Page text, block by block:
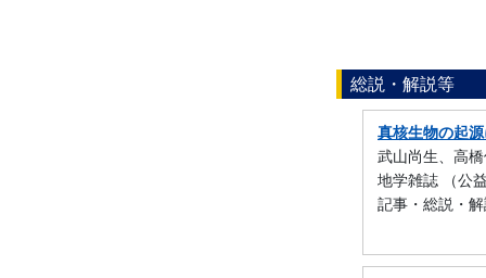
総説・解説等
真核生物の起
武山尚生、高
地学雑誌 （公
記事・総説・